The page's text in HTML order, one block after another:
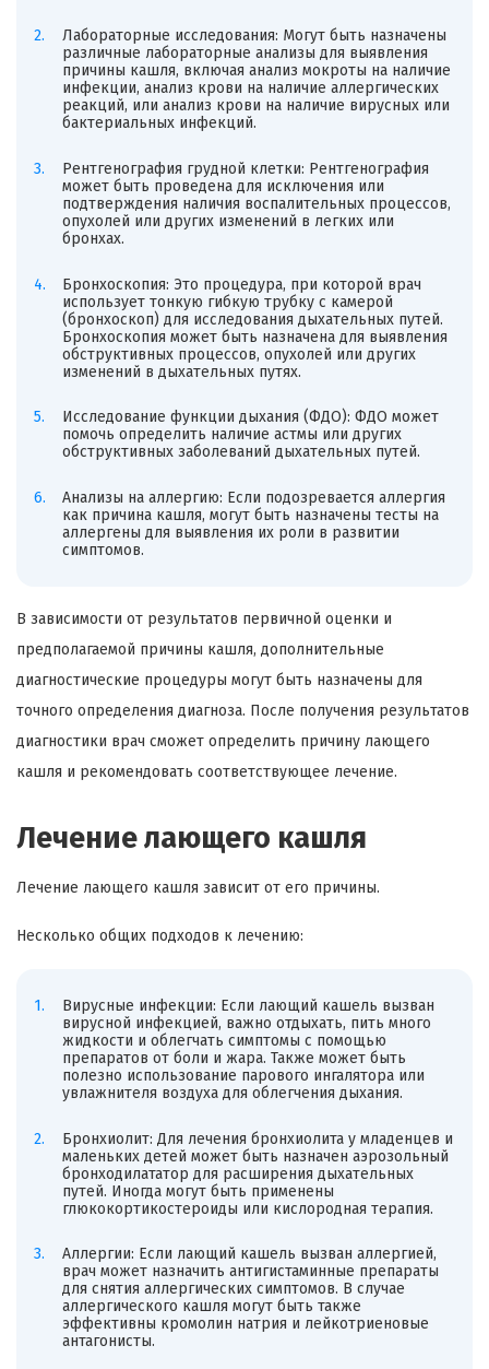
Лабораторные исследования: Могут быть назначены
различные лабораторные анализы для выявления
причины кашля, включая анализ мокроты на наличие
инфекции, анализ крови на наличие аллергических
реакций, или анализ крови на наличие вирусных или
бактериальных инфекций.
Рентгенография грудной клетки: Рентгенография
может быть проведена для исключения или
подтверждения наличия воспалительных процессов,
опухолей или других изменений в легких или
бронхах.
Бронхоскопия: Это процедура, при которой врач
использует тонкую гибкую трубку с камерой
(бронхоскоп) для исследования дыхательных путей.
Бронхоскопия может быть назначена для выявления
обструктивных процессов, опухолей или других
изменений в дыхательных путях.
Исследование функции дыхания (ФДО): ФДО может
помочь определить наличие астмы или других
обструктивных заболеваний дыхательных путей.
Анализы на аллергию: Если подозревается аллергия
как причина кашля, могут быть назначены тесты на
аллергены для выявления их роли в развитии
симптомов.
В зависимости от результатов первичной оценки и
предполагаемой причины кашля, дополнительные
диагностические процедуры могут быть назначены для
точного определения диагноза. После получения результатов
диагностики врач сможет определить причину лающего
кашля и рекомендовать соответствующее лечение.
Лечение лающего кашля
Лечение лающего кашля зависит от его причины.
Несколько общих подходов к лечению:
Вирусные инфекции: Если лающий кашель вызван
вирусной инфекцией, важно отдыхать, пить много
жидкости и облегчать симптомы с помощью
препаратов от боли и жара. Также может быть
полезно использование парового ингалятора или
увлажнителя воздуха для облегчения дыхания.
Бронхиолит: Для лечения бронхиолита у младенцев и
маленьких детей может быть назначен аэрозольный
бронходилататор для расширения дыхательных
путей. Иногда могут быть применены
глюкокортикостероиды или кислородная терапия.
Аллергии: Если лающий кашель вызван аллергией,
врач может назначить антигистаминные препараты
для снятия аллергических симптомов. В случае
аллергического кашля могут быть также
эффективны кромолин натрия и лейкотриеновые
антагонисты.